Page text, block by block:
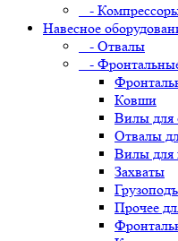
-
Навесное
- Отвалы
-
Ковши
Вилы для
Отвалы
Вилы для
Захваты
Прочее